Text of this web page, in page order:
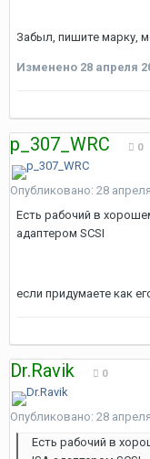
Забыл, пишите марку,
Изменено 28 апреля
p_307_WRC 0
Опубликовано: 28
Есть рабочий в
адаптером SCSI
если придумаете как
Dr.Ravik 0
Опубликовано: 28
Есть рабочий в